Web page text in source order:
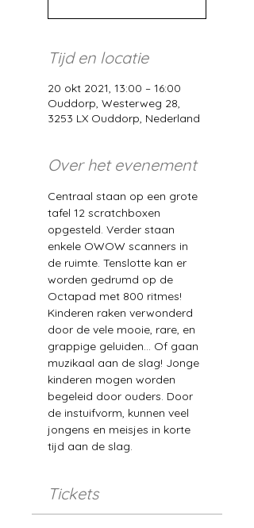
Tijd en locatie
20 okt 2021, 13:00 – 16:00
Ouddorp, Westerweg 28,
3253 LX Ouddorp, Nederland
Over het evenement
Centraal staan op een grote
tafel 12 scratchboxen
opgesteld. Verder staan
enkele OWOW scanners in
de ruimte. Tenslotte kan er
worden gedrumd op de
Octapad met 800 ritmes!
Kinderen raken verwonderd
door de vele mooie, rare, en
grappige geluiden… Of gaan
muzikaal aan de slag! Jonge
kinderen mogen worden
begeleid door ouders. Door
de instuifvorm, kunnen veel
jongens en meisjes in korte
tijd aan de slag.
Tickets